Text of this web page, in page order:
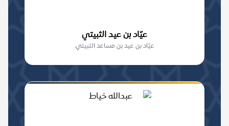
عيّاد بن عيد الثبيتي
عيّاد بن عيد بن مساعد الثبيتي.